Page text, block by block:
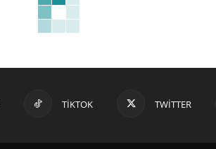
TIKTOK TWITTER